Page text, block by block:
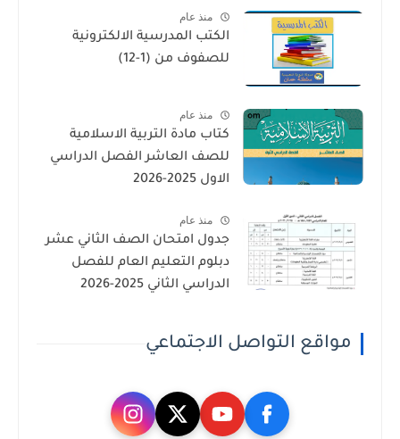
منذ عام
الكتب المدرسية الالكترونية
للصفوف من (1-12)
منذ عام
كتاب مادة التربية الاسلامية
للصف العاشر الفصل الدراسي
الاول 2025-2026
منذ عام
جدول امتحان الصف الثاني عشر
دبلوم التعليم العام للفصل
الدراسي الثاني 2025-2026
مواقع التواصل الاجتماعي